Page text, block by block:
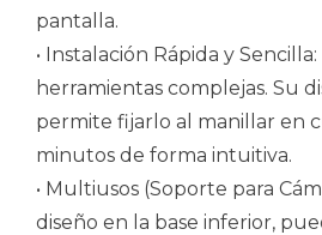
pantalla.
• Instalación Rápida y
herramientas complejas. Su
permite fijarlo al manillar en
minutos de forma intuitiva.
• Multiusos (Soporte para
diseño en la base inferior,